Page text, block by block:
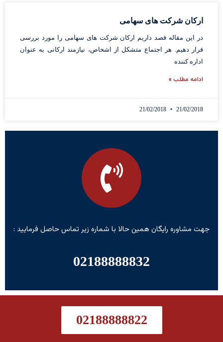
ارکان شرکت های سهامی
در این مقاله قصد داریم ارکان شرکت های سهامی را مورد بررسی
قرار دهیم. هر اجتماع متشکل از اشخاص، نیازمند ارکانی به عنوان
اداره کننده
ادامه مطلب »
21/02/2018
جهت مشاوره رایگان همین حالا با شماره زیر تماس حاصل فرمایید :
02188888832
02188888822